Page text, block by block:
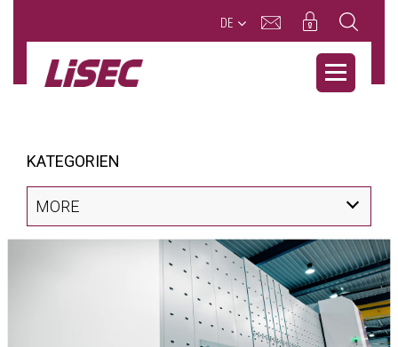
DE
KATEGORIEN
MORE